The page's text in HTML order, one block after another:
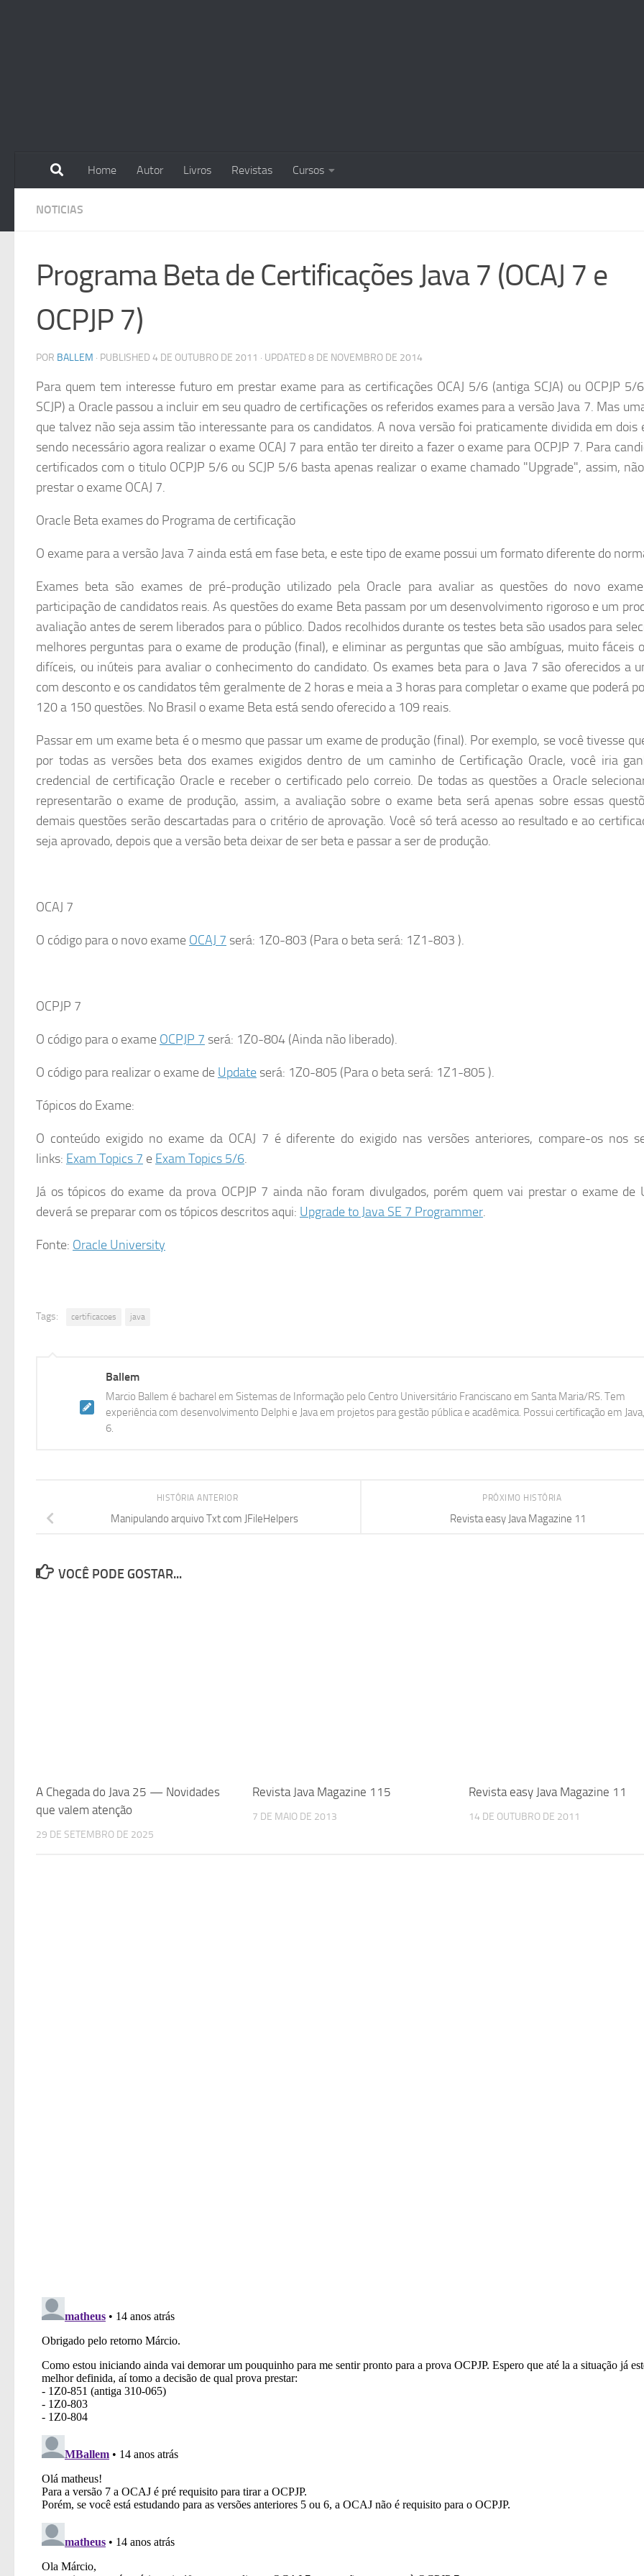
Home Autor Livros Revistas Cursos
NOTICIAS
Programa Beta de Certificações Java 7 (OCAJ 7 e
OCPJP 7)
POR BALLEM · PUBLISHED 4 DE OUTUBRO DE 2011 · UPDATED 8 DE NOVEMBRO DE 2014
Para quem tem interesse futuro em prestar exame para as certificações OCAJ 5/6 (antiga SCJA) ou OCPJP 5/
SCJP) a Oracle passou a incluir em seu quadro de certificações os referidos exames para a versão Java 7. Mas
que talvez não seja assim tão interessante para os candidatos. A nova versão foi praticamente dividida em dois
sendo necessário agora realizar o exame OCAJ 7 para então ter direito a fazer o exame para OCPJP 7. Para
certificados com o titulo OCPJP 5/6 ou SCJP 5/6 basta apenas realizar o exame chamado "Upgrade", assim,
prestar o exame OCAJ 7.
Oracle Beta exames do Programa de certificação
O exame para a versão Java 7 ainda está em fase beta, e este tipo de exame possui um formato diferente do
Exames beta são exames de pré-produção utilizado pela Oracle para avaliar as questões do novo
participação de candidatos reais. As questões do exame Beta passam por um desenvolvimento rigoroso e um
avaliação antes de serem liberados para o público. Dados recolhidos durante os testes beta são usados para
melhores perguntas para o exame de produção (final), e eliminar as perguntas que são ambíguas, muito fáceis
difíceis, ou inúteis para avaliar o conhecimento do candidato. Os exames beta para o Java 7 são oferecidos a
com desconto e os candidatos têm geralmente de 2 horas e meia a 3 horas para completar o exame que poderá
120 a 150 questões. No Brasil o exame Beta está sendo oferecido a 109 reais.
Passar em um exame beta é o mesmo que passar um exame de produção (final). Por exemplo, se você tivesse
por todas as versões beta dos exames exigidos dentro de um caminho de Certificação Oracle, você iria
credencial de certificação Oracle e receber o certificado pelo correio. De todas as questões a Oracle
representarão o exame de produção, assim, a avaliação sobre o exame beta será apenas sobre essas
demais questões serão descartadas para o critério de aprovação. Você só terá acesso ao resultado e ao
seja aprovado, depois que a versão beta deixar de ser beta e passar a ser de produção.
OCAJ 7
O código para o novo exame OCAJ 7 será: 1Z0-803 (Para o beta será: 1Z1-803 ).
OCPJP 7
O código para o exame OCPJP 7 será: 1Z0-804 (Ainda não liberado).
O código para realizar o exame de Update será: 1Z0-805 (Para o beta será: 1Z1-805 ).
Tópicos do Exame:
O conteúdo exigido no exame da OCAJ 7 é diferente do exigido nas versões anteriores, compare-os nos
links: Exam Topics 7 e Exam Topics 5/6.
Já os tópicos do exame da prova OCPJP 7 ainda não foram divulgados, porém quem vai prestar o exame de
deverá se preparar com os tópicos descritos aqui: Upgrade to Java SE 7 Programmer.
Fonte: Oracle University
Tags: certificacoes java
Ballem
Marcio Ballem é bacharel em Sistemas de Informação pelo Centro Universitário Franciscano em Santa Maria/RS. Tem
experiência com desenvolvimento Delphi e Java em projetos para gestão pública e acadêmica. Possui certificação em Java,
6.
PRÓXIMO HISTÓRIA
Revista easy Java Magazine 11
HISTÓRIA ANTERIOR
Manipulando arquivo Txt com JFileHelpers
VOCÊ PODE GOSTAR...
A Chegada do Java 25 — Novidades
que valem atenção
29 DE SETEMBRO DE 2025
Revista Java Magazine 115
7 DE MAIO DE 2013
Revista easy Java Magazine 11
14 DE OUTUBRO DE 2011